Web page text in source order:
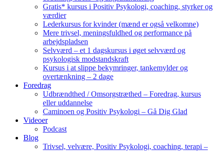
Gratis* kursus i Positiv Psykologi, coaching, styrker og
værdier
Lederkursus for kvinder (mænd er også velkomne)
Mere trivsel, meningsfuldhed og performance på
arbejdspladsen
Selvværd – et 1 dagskursus i øget selvværd og
psykologisk modstandskraft
Kursus i at slippe bekymringer, tankemylder og
overtænkning – 2 dage
Foredrag
Udbrændthed / Omsorgstræthed – Foredrag, kursus
eller uddannelse
Caminoen og Positiv Psykologi – Gå Dig Glad
Videoer
Podcast
Blog
Trivsel, velvære, Positiv Psykologi, coaching, terapi –